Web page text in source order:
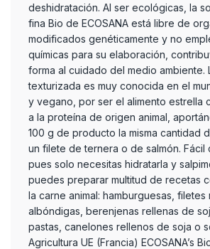
deshidratación. Al ser ecológicas, la
fina Bio de ECOSANA está libre de
modificados genéticamente y no
químicas para su elaboración,
forma al cuidado del medio ambiente.
texturizada es muy conocida en el
y vegano, por ser el alimento estrella
a la proteína de origen animal,
100 g de producto la misma cantidad
un filete de ternera o de salmón. Fácil
pues solo necesitas hidratarla y
puedes preparar multitud de recetas
la carne animal: hamburguesas, filetes
albóndigas, berenjenas rellenas de
pastas, canelones rellenos de soja o
Agricultura UE (Francia) ECOSANA’s